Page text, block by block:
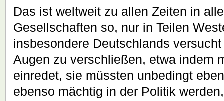
Das ist weltweit zu allen Zeiten in
Gesellschaften so, nur in Teilen
insbesondere Deutschlands
Augen zu verschließen, etwa indem
einredet, sie müssten unbedingt
ebenso mächtig in der Politik